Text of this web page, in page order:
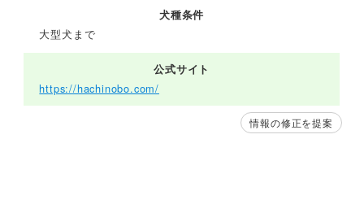
犬種条件
大型犬まで
公式サイト
https://hachinobo.com/
情報の修正を提案